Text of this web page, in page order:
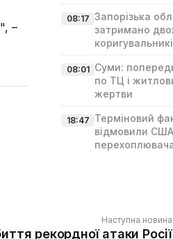
–
08:17 Запорізька
затримано
08:01 Суми:
по ТЦ і
жертви
18:47 Терміновий
відмовили США
Наступна новина
рекордної атаки Росії